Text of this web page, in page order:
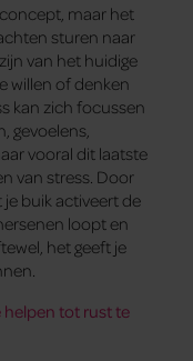
maar het
sturen naar
van het huidige
willen of denken
kan zich focussen
gevoelens,
vooral dit laatste
van stress. Door
buik activeert de
loopt en
het geeft je
helpen tot rust te